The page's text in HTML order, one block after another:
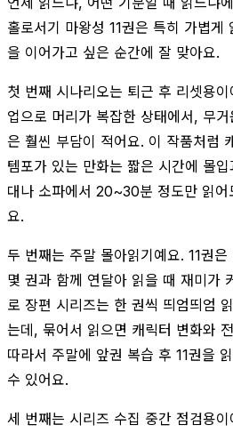
홀로서기 마왕성 11권은 특히 가볍게
을 이어가고 싶은 순간에 잘 맞아요.
첫 번째 시나리오는 퇴근 후 리셋용
업으로 머리가 복잡한 상태에서, 무
은 훨씬 부담이 적어요. 이 작품처럼
템포가 있는 만화는 짧은 시간에 몰
대나 소파에서 20~30분 정도만 읽어
요.
두 번째는 주말 몰아읽기예요. 11권
몇 권과 함께 연달아 읽을 때 재미가
로 장편 시리즈는 한 권씩 띄엄띄엄
는데, 묶어서 읽으면 캐릭터 변화와
따라서 주말에 앞권 복습 후 11권을
수 있어요.
세 번째는 시리즈 수집 중간 점검용